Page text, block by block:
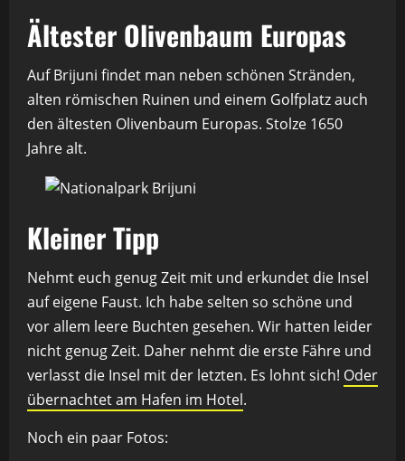
Ältester Olivenbaum Europas
Auf Brijuni findet man neben schönen Stränden,
alten römischen Ruinen und einem Golfplatz auch
den ältesten Olivenbaum Europas. Stolze 1650
Jahre alt.
Kleiner Tipp
Nehmt euch genug Zeit mit und erkundet die Insel
auf eigene Faust. Ich habe selten so schöne und
vor allem leere Buchten gesehen. Wir hatten leider
nicht genug Zeit. Daher nehmt die erste Fähre und
verlasst die Insel mit der letzten. Es lohnt sich! Oder
übernachtet am Hafen im Hotel.
Noch ein paar Fotos: